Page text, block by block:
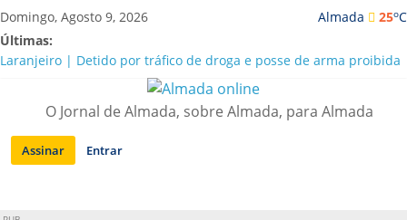
Saltar
para
conteúdo
Almada 25oC
Domingo, Agosto 9, 2026
Últimas:
Laranjeiro | Detido por tráfico de droga e posse de arma proibida
A “crise” da água em Almada: ilações e ensinamentos necessários
Costa da Caparica | Polícia Marítima e ASAE detectam
irregularidades em habitações e restaurantes
APA diz que falta de água em Almada “foi um problema de má
O Jornal de Almada, sobre Almada, para Almada
Assinar Entrar